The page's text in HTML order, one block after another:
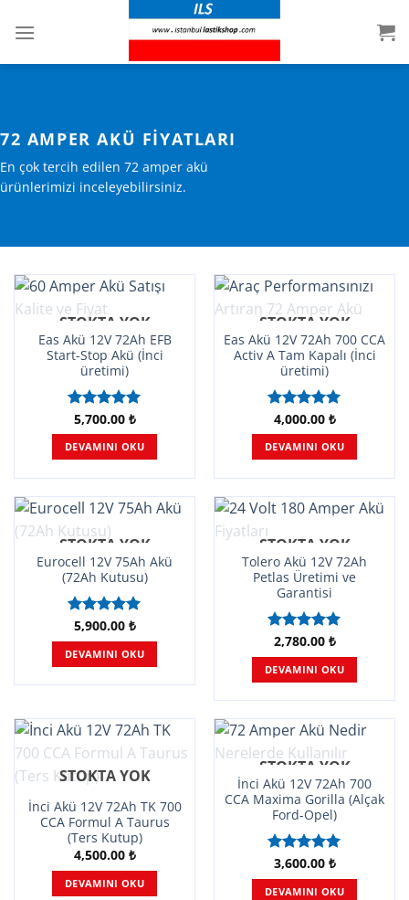
atla
72 AMPER AKÜ FIYATLARI
En çok tercih edilen 72 amper akü
ürünlerimizi inceleyebilirsiniz.
STOKTA YOK
Eas Akü 12V 72Ah EFB
Start-Stop Akü (İnci
üretimi)
5 üzerinden
5.00oy
aldı
5,700.00 ₺
DEVAMINI OKU
STOKTA YOK
Eas Akü 12V 72Ah 700 CCA
Activ A Tam Kapalı (İnci
üretimi)
5 üzerinden
4.95oy
aldı
4,000.00 ₺
DEVAMINI OKU
STOKTA YOK
Eurocell 12V 75Ah Akü
(72Ah Kutusu)
5 üzerinden
5.00oy
aldı
5,900.00 ₺
DEVAMINI OKU
STOKTA YOK
Tolero Akü 12V 72Ah
Petlas Üretimi ve
Garantisi
5 üzerinden
5.00oy
aldı
2,780.00 ₺
DEVAMINI OKU
STOKTA YOK
İnci Akü 12V 72Ah TK 700
CCA Formul A Taurus
(Ters Kutup)
4,500.00 ₺
DEVAMINI OKU
STOKTA YOK
İnci Akü 12V 72Ah 700
CCA Maxima Gorilla (Alçak
Ford-Opel)
5 üzerinden
5.00oy
aldı
3,600.00 ₺
DEVAMINI OKU